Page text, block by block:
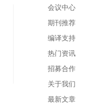
会议中心
期刊推荐
编译支持
热门资讯
招募合作
关于我们
最新文章